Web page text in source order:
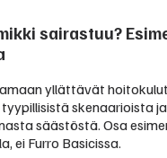
sairastuu?
yllättävät
skenaarioista ja
säästöstä. Osa
ei Furro Basicissa.